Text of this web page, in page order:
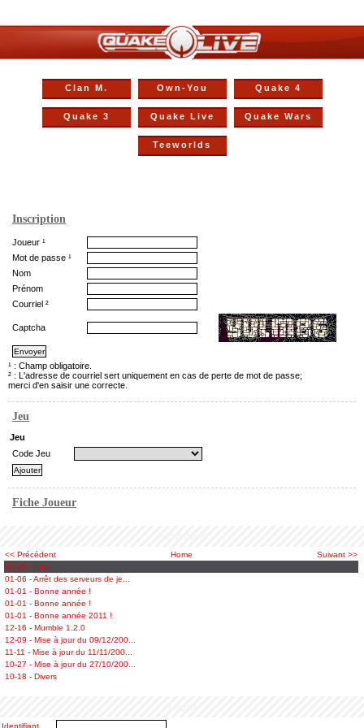
Clan M. Own-You Quake 4
Quake 3 Quake Live Quake Wars
Teeworlds
<< Précédent Home
Suivant >>
04-28 - Hey
01-06 - Arrêt des serveurs de je...
01-01 - Bonne année !
01-01 - Bonne année !
01-01 - Bonne année 2011 !
12-16 - Mumble 1.2.0
12-09 - Mise à jour du 09/12/200...
11-11 - Mise à jour du 11/11/200...
10-27 - Mise à jour du 27/10/200...
10-18 - Divers
Identifiant
Inscription
Joueur ¹
Mot de passe ¹
Nom
Prénom
Courriel ²
Captcha
¹ : Champ obligatoire.
² : L'adresse de courriel sert uniquement en cas de perte de mot de passe;
merci d'en saisir une correcte.
Jeu
Jeu
Code Jeu
Fiche Joueur